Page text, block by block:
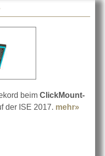
beim ClickMount-
der ISE 2017. mehr»